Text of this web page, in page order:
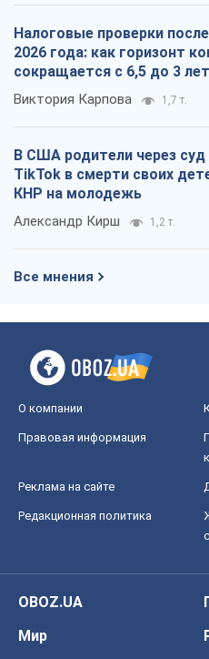
Налоговые проверки
2026 года: как горизонт
сокращается с 6,5 до 3 лет
Виктория Карпова 1,7 т.
В США родители через
TikTok в смерти своих
КНР на молодежь
Александр Кирш 1,2 т.
Все мнения
О компании
Правовая информация
Реклама на сайте
Редакционная политика
OBOZ.UA
Мир